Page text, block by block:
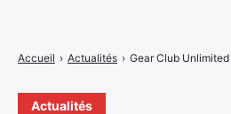
Actualités
Accueil › Actualités › Gear Club